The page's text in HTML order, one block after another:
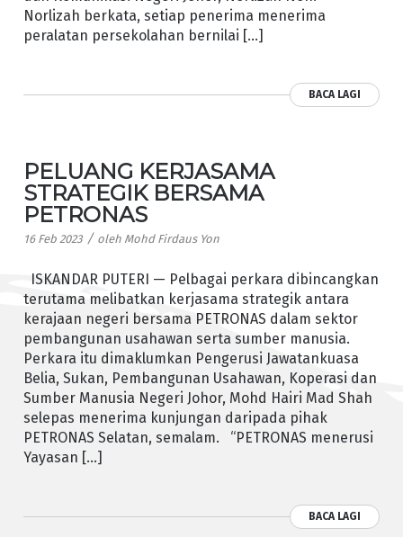
Norlizah berkata, setiap penerima menerima
peralatan persekolahan bernilai […]
BACA LAGI
PELUANG KERJASAMA
STRATEGIK BERSAMA
PETRONAS
16 Feb 2023 / oleh Mohd Firdaus Yon
ISKANDAR PUTERI — Pelbagai perkara dibincangkan
terutama melibatkan kerjasama strategik antara
kerajaan negeri bersama PETRONAS dalam sektor
pembangunan usahawan serta sumber manusia.
Perkara itu dimaklumkan Pengerusi Jawatankuasa
Belia, Sukan, Pembangunan Usahawan, Koperasi dan
Sumber Manusia Negeri Johor, Mohd Hairi Mad Shah
selepas menerima kunjungan daripada pihak
PETRONAS Selatan, semalam. “PETRONAS menerusi
Yayasan […]
BACA LAGI